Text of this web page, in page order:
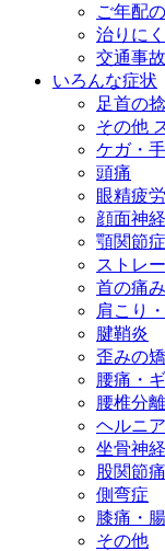
ご年配
治りに
交通事
いろんな症状
足首の
その他
ケガ・
頭痛
眼精疲労
顔面神
顎関節症
ストレ
首の痛
肩こり
腱鞘炎
歪みの
腰痛・
腰椎分
ヘルニ
坐骨神
股関節痛
側弯症
膝痛・
その他